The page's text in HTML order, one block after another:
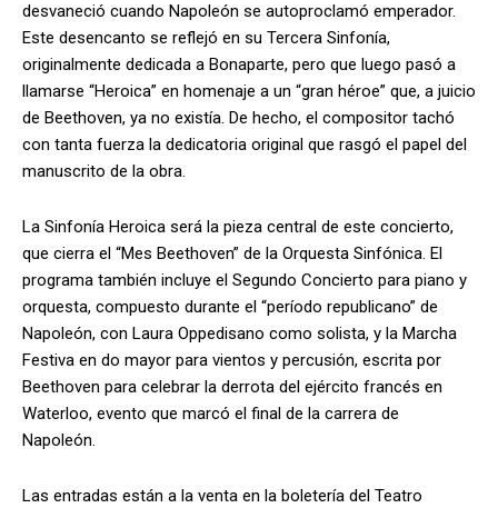
desvaneció cuando Napoleón se autoproclamó emperador.
Este desencanto se reflejó en su Tercera Sinfonía,
originalmente dedicada a Bonaparte, pero que luego pasó a
llamarse “Heroica” en homenaje a un “gran héroe” que, a juicio
de Beethoven, ya no existía. De hecho, el compositor tachó
con tanta fuerza la dedicatoria original que rasgó el papel del
manuscrito de la obra.
La Sinfonía Heroica será la pieza central de este concierto,
que cierra el “Mes Beethoven” de la Orquesta Sinfónica. El
programa también incluye el Segundo Concierto para piano y
orquesta, compuesto durante el “período republicano” de
Napoleón, con Laura Oppedisano como solista, y la Marcha
Festiva en do mayor para vientos y percusión, escrita por
Beethoven para celebrar la derrota del ejército francés en
Waterloo, evento que marcó el final de la carrera de
Napoleón.
Las entradas están a la venta en la boletería del Teatro